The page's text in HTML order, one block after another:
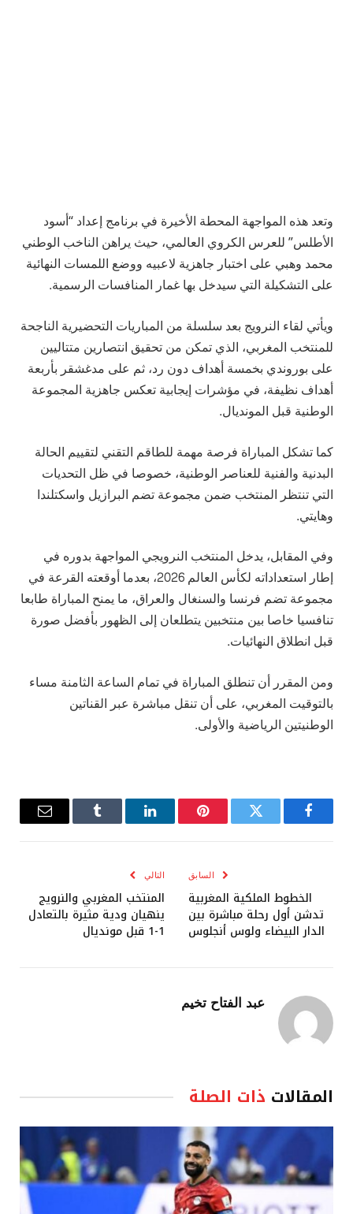
وتعد هذه المواجهة المحطة الأخيرة في برنامج إعداد “أسود
الأطلس” للعرس الكروي العالمي، حيث يراهن الناخب الوطني
محمد وهبي على اختبار جاهزية لاعبيه ووضع اللمسات النهائية
على التشكيلة التي سيدخل بها غمار المنافسات الرسمية.
ويأتي لقاء النرويج بعد سلسلة من المباريات التحضيرية الناجحة
للمنتخب المغربي، الذي تمكن من تحقيق انتصارين متتاليين
على بوروندي بخمسة أهداف دون رد، ثم على مدغشقر بأربعة
أهداف نظيفة، في مؤشرات إيجابية تعكس جاهزية المجموعة
الوطنية قبل المونديال.
كما تشكل المباراة فرصة مهمة للطاقم التقني لتقييم الحالة
البدنية والفنية للعناصر الوطنية، خصوصا في ظل التحديات
التي تنتظر المنتخب ضمن مجموعة تضم البرازيل واسكتلندا
وهايتي.
وفي المقابل، يدخل المنتخب النرويجي المواجهة بدوره في
إطار استعداداته لكأس العالم 2026، بعدما أوقعته القرعة في
مجموعة تضم فرنسا والسنغال والعراق، ما يمنح المباراة طابعا
تنافسيا خاصا بين منتخبين يتطلعان إلى الظهور بأفضل صورة
قبل انطلاق النهائيات.
ومن المقرر أن تنطلق المباراة في تمام الساعة الثامنة مساء
بالتوقيت المغربي، على أن تنقل مباشرة عبر القناتين
الوطنيتين الرياضية والأولى.
فيسبوك تويتر بينتيريستلينكدإن Tumblr
البريد
السابق
الخطوط الملكية المغربية
تدشن أول رحلة مباشرة بين
الدار البيضاء ولوس أنجلوس
التالي
المنتخب المغربي والنرويج
ينهيان ودية مثيرة بالتعادل
1-1 قبل مونديال
عبد الفتاح تخيم
المقالات ذات الصلة